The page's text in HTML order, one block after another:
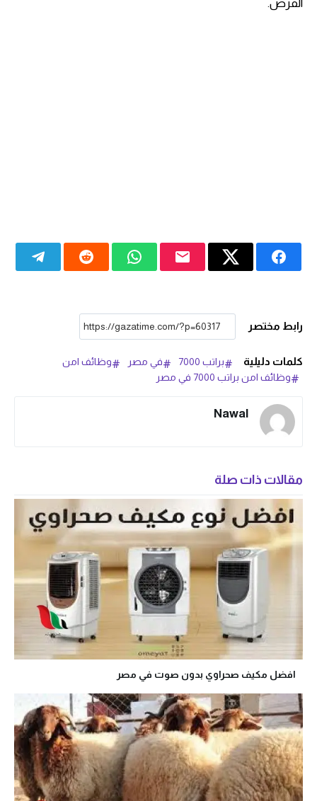
الفرص.
رابط مختصر
كلمات دليلية براتب 7000 في مصر
وظائف امن
وظائف امن براتب 7000 في مصر
Nawal
مقالات ذات صلة
افضل مكيف صحراوي بدون صوت في مصر